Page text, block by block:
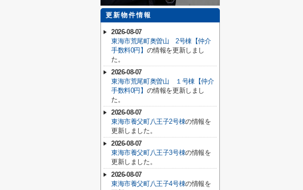
更新物件情報
2026-08-07
東海市荒尾町奥曽山 2号棟【仲介
手数料0円】 の情報を更新しまし
た。
2026-08-07
東海市荒尾町奥曽山 １号棟【仲介
手数料0円】 の情報を更新しまし
た。
2026-08-07
東海市養父町八王子2号棟の情報を
更新しました。
2026-08-07
東海市養父町八王子3号棟の情報を
更新しました。
2026-08-07
東海市養父町八王子4号棟の情報を